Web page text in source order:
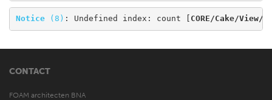
Notice (8) : Undefined index: count [ CORE/Cake/
CONTACT
FOAM architecten BNA